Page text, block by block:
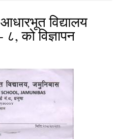
विद्यालय
को विज्ञापन